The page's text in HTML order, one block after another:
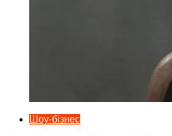
Шоу-бізнес